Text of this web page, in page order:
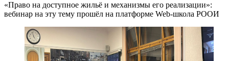
«Право на доступное жильё и механизмы его реализации»:
вебинар на эту тему прошёл на платформе Web-школа РООИ